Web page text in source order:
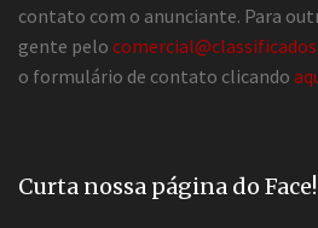
contato com o anunciante. Para
gente pelo
o formulário de contato clicando
Curta nossa página do Face!